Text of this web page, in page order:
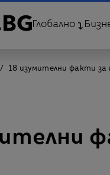
Глобално
18 изумителни факти